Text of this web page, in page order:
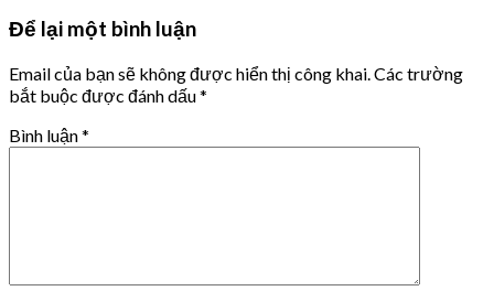
Để lại một bình luận
Email của bạn sẽ không được hiển thị công khai. Các trường
bắt buộc được đánh dấu*
Bình luận*